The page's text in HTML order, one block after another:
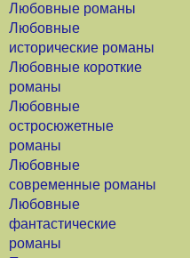
Любовные романы
Любовные
исторические романы
Любовные короткие
романы
Любовные
остросюжетные
романы
Любовные
современные романы
Любовные
фантастические
романы